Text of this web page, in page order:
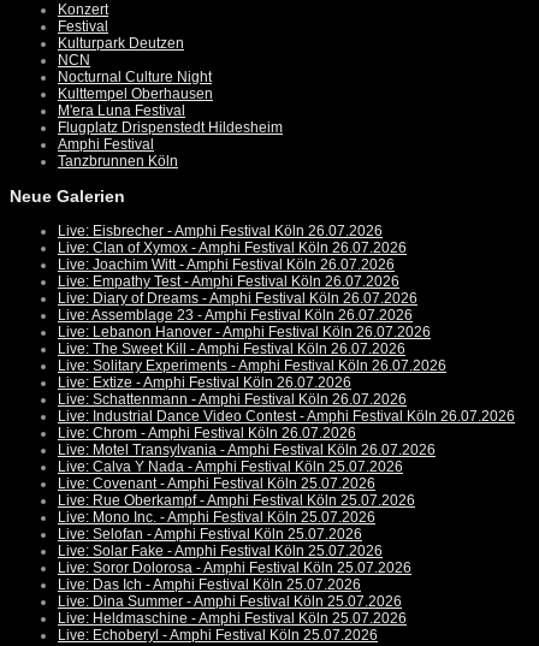
Konzert
Festival
Kulturpark Deutzen
NCN
Nocturnal Culture Night
Kulttempel Oberhausen
M'era Luna Festival
Flugplatz Drispenstedt Hildesheim
Amphi Festival
Tanzbrunnen Köln
Neue Galerien
Live: Eisbrecher - Amphi Festival Köln 26.07.2026
Live: Clan of Xymox - Amphi Festival Köln 26.07.2026
Live: Joachim Witt - Amphi Festival Köln 26.07.2026
Live: Empathy Test - Amphi Festival Köln 26.07.2026
Live: Diary of Dreams - Amphi Festival Köln 26.07.2026
Live: Assemblage 23 - Amphi Festival Köln 26.07.2026
Live: Lebanon Hanover - Amphi Festival Köln 26.07.2026
Live: The Sweet Kill - Amphi Festival Köln 26.07.2026
Live: Solitary Experiments - Amphi Festival Köln 26.07.2026
Live: Extize - Amphi Festival Köln 26.07.2026
Live: Schattenmann - Amphi Festival Köln 26.07.2026
Live: Industrial Dance Video Contest - Amphi Festival Köln 26.07.2026
Live: Chrom - Amphi Festival Köln 26.07.2026
Live: Motel Transylvania - Amphi Festival Köln 26.07.2026
Live: Calva Y Nada - Amphi Festival Köln 25.07.2026
Live: Covenant - Amphi Festival Köln 25.07.2026
Live: Rue Oberkampf - Amphi Festival Köln 25.07.2026
Live: Mono Inc. - Amphi Festival Köln 25.07.2026
Live: Selofan - Amphi Festival Köln 25.07.2026
Live: Solar Fake - Amphi Festival Köln 25.07.2026
Live: Soror Dolorosa - Amphi Festival Köln 25.07.2026
Live: Das Ich - Amphi Festival Köln 25.07.2026
Live: Dina Summer - Amphi Festival Köln 25.07.2026
Live: Heldmaschine - Amphi Festival Köln 25.07.2026
Live: Echoberyl - Amphi Festival Köln 25.07.2026